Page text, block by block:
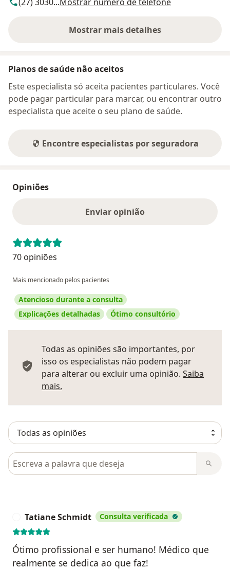
Mostrar mais detalhes
sobre o endereço
Planos de saúde não aceitos
Este especialista só aceita pacientes particulares. Você
pode pagar particular para marcar, ou encontrar outro
especialista que aceite o seu plano de saúde.
Encontre especialistas por seguradora
Opiniões
Enviar opinião
70 opiniões
Mais mencionado pelos pacientes
Atencioso durante a consulta
Explicações detalhadas
Ótimo consultório
Todas as opiniões são importantes, por
isso os especialistas não podem pagar
para alterar ou excluir uma opinião. Saiba
mais.
Pesquisar em opiniões
Tatiane Schmidt Consulta verificada
Ótimo profissional e ser humano! Médico que
realmente se dedica ao que faz!